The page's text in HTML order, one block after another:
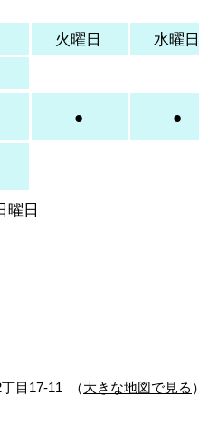
火曜日 ​水曜日
● ●
曜日
目17-11 （大きな地図で見る ）